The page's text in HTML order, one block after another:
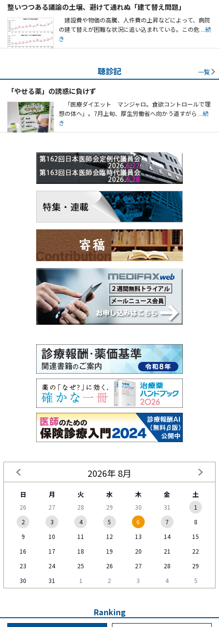
整いつつある議論の土壌、避けて通れぬ「建て替え問題」
建設費や物価の高騰、人件費の上昇などによって、病院
の建て替えが困難な状況に追い込まれている。この危 ...続
き
聴診記 一覧
「やせる薬」の誘惑に負けず
「医療ダイエット マンジャロ。食欲コントロールで理
想の体へ」。7月上旬、厚生労働省へ向かう道すがら ...続
き
2026年 8月
日 月 火 水 木 金 土
26 27 28 29 30 31
1
2
3 4 5 6 7
8
9
10 11 12 13 14
15
16
17 18 19 20 21
22
23
24 25 26 27 28
29
30
31 1 2 3 4 5
Ranking